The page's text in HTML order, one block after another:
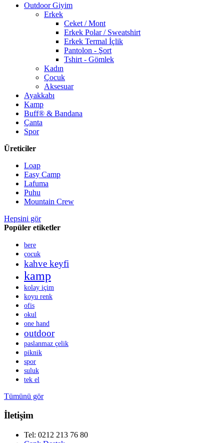
Outdoor Giyim
Erkek
Ceket / Mont
Erkek Polar / Sweatshirt
Erkek Termal İçlik
Pantolon - Şort
Tshirt - Gömlek
Kadın
Çocuk
Aksesuar
Ayakkabı
Kamp
Buff® & Bandana
Çanta
Spor
Üreticiler
Loap
Easy Camp
Lafuma
Puhu
Mountain Crew
Hepsini gör
Popüler etiketler
bere
çocuk
kahve keyfi
kamp
kolay içim
koyu renk
ofis
okul
one hand
outdoor
paslanmaz çelik
piknik
spor
suluk
tek el
Tümünü gör
İletişim
Tel: 0212 213 76 80